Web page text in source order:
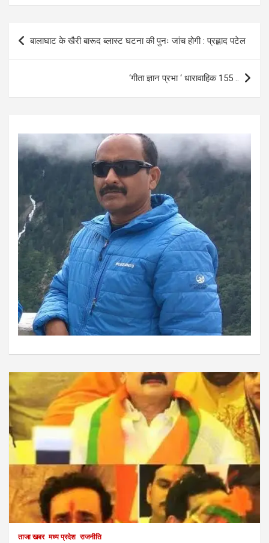
ce
o
at
s
A
ail ar
Post
navigation
बालाघाट के खैरी बारूद ब्लास्ट घटना की पुनः जांच होगी : प्रह्लाद पटेल
‘गीता ज्ञान प्रभा ‘ धारावाहिक 155 ..
ताजा खबर मध्य प्रदेश राजनीति